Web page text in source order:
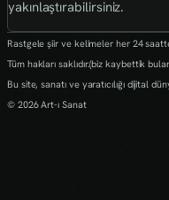
yakınlaştırabilirsiniz.
Rastgele şiir ve kelimeler her 24
Tüm hakları saklıdır.(biz kaybettik
Bu site, sanatı ve yaratıcılığı dijital
© 2026 Art-ı Sanat